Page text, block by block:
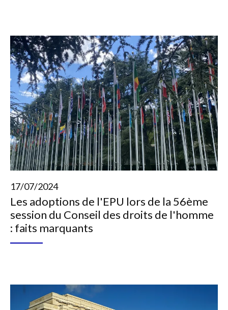
17/07/2024
Les adoptions de l'EPU lors de la 56ème
session du Conseil des droits de l'homme
: faits marquants